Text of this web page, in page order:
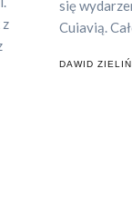
się
Cuiavią.
DAWID